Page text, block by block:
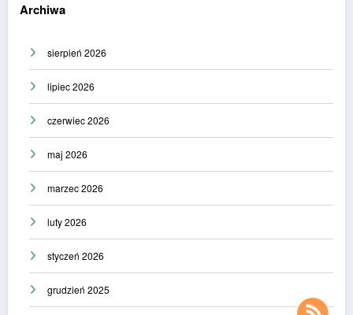
Archiwa
sierpień 2026
lipiec 2026
czerwiec 2026
maj 2026
marzec 2026
luty 2026
styczeń 2026
grudzień 2025